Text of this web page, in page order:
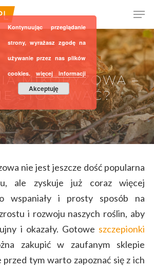
or ESC to close
MIKORYZOWA –
STOSOWAĆ?
nie jest jeszcze dość popularna
ale zyskuje już coraz więcej
wspaniały i prosty sposób na
i rozwoju naszych roślin, aby
i okazały. Gotowe szczepionki
zakupić w zaufanym sklepie
przed tym warto zapoznać się z ich
Kontynuując przeglądanie
strony, wyrażasz zgodę na
używanie przez nas plików
cookies. więcej informacji
Akceptuję